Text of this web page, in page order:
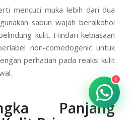
mencuci muka lebih dari dua
sabun wajah beralkohol
kulit. Hindari kebiasaan
non-comedogenic untuk
perhatian pada reaksi kulit
Panjang
1